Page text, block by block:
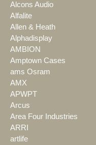
Alcons Audio
Alfalite
Allen & Heath
Alphadisplay
AMBION
Amptown Cases
ams Osram
AMX
APWPT
Arcus
Area Four Industries
ARRI
artlife